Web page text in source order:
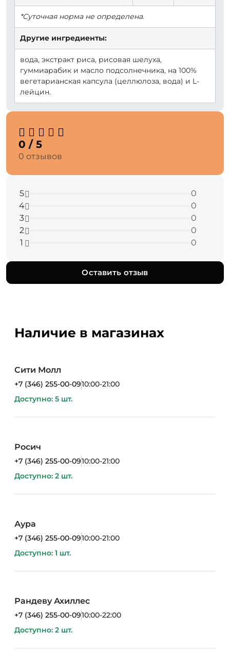
*Суточная норма не определена.
Другие ингредиенты:
вода, экстракт риса, рисовая шелуха,
гуммиарабик и масло подсолнечника, на 100%
вегетарианская капсула (целлюлоза, вода) и L-
лейцин.
0 / 5
0 отзывов
5
0
4
0
3
0
2
0
1
0
Оставить отзыв
Наличие в магазинах
Сити Молл
+7 (346) 255-00-0910:00-21:00
Доступно: 5 шт.
Росич
+7 (346) 255-00-0910:00-21:00
Доступно: 2 шт.
Аура
+7 (346) 255-00-0910:00-21:00
Доступно: 1 шт.
Рандеву Ахиллес
+7 (346) 255-00-0910:00-22:00
Доступно: 2 шт.